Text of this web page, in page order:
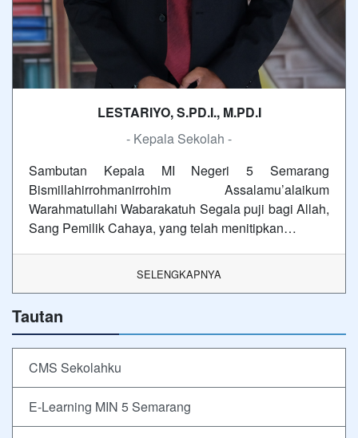
LESTARIYO, S.PD.I., M.PD.I
- Kepala Sekolah -
Sambutan Kepala MI Negeri 5 Semarang
Bismillahirrohmanirrohim Assalamu’alaikum
Warahmatullahi Wabarakatuh Segala puji bagi Allah,
Sang Pemilik Cahaya, yang telah menitipkan…
SELENGKAPNYA
Tautan
CMS Sekolahku
E-Learning MIN 5 Semarang